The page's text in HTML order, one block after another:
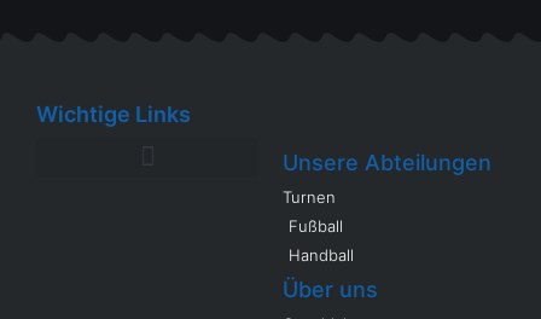
Wichtige Links
Unsere Abteilungen
Turnen
Fußball
Handball
Über uns